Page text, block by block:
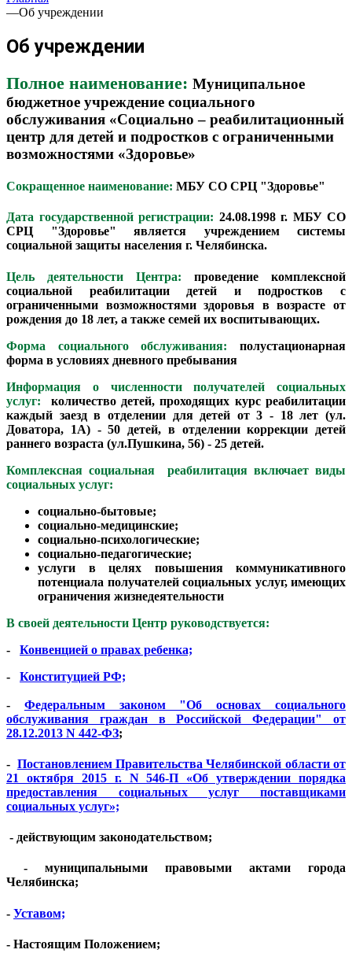
—Об учреждении
Об учреждении
Полное наименование: Муниципальное
бюджетное учреждение социального
обслуживания «Социально – реабилитационный
центр для детей и подростков с ограниченными
возможностями «Здоровье»
Сокращенное наименование: МБУ СО СРЦ "Здоровье"
Дата государственной регистрации: 24.08.1998 г. МБУ СО
СРЦ "Здоровье" является учреждением системы
социальной защиты населения г. Челябинска.
Цель деятельности Центра:
проведение комплексной
социальной реабилитации детей и подростков с
ограниченными возможностями здоровья в возрасте от
рождения до 18 лет, а также семей их воспитывающих.
Форма социального обслуживания: полустационарная
форма в условиях дневного пребывания
Информация о численности получателей социальных
услуг:
количество детей, проходящих курс реабилитации
каждый заезд в отделении для детей от 3 - 18 лет (ул.
Доватора, 1А) - 50 детей, в отделении коррекции детей
раннего возраста (ул.Пушкина, 56) - 25 детей.
Комплексная социальная реабилитация включает виды
социальных услуг:
cоциально-бытовые;
cоциально-медицинские;
cоциально-психологические;
cоциально-педагогические;
услуги в целях повышения коммуникативного
потенциала получателей социальных услуг, имеющих
ограничения жизнедеятельности
В своей деятельности Центр руководствуется:
- Конвенцией о правах ребенка;
- Конституцией РФ;
- Федеральным законом "Об основах социального
обслуживания граждан в Российской Федерации" от
28.12.2013 N 442-ФЗ;
- Постановлением Правительства Челябинской области от
21 октября 2015 г. N 546-П «Об утверждении порядка
предоставления социальных услуг поставщиками
социальных услуг»;
- действующим законодательством;
- муниципальными правовыми актами города
Челябинска;
- Уставом;
- Настоящим Положением;